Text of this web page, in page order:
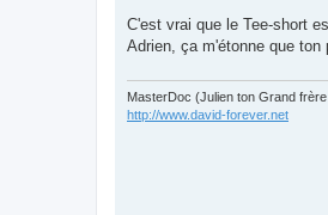
s
t
C'est vrai que le Tee-short
Adrien, ça m'étonne que
MasterDoc (Julien ton Grand frère
http://www.david-forever.net